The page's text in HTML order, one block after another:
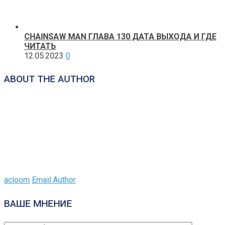
CHAINSAW MAN ГЛАВА 130 ДАТА ВЫХОДА И ГДЕ
ЧИТАТЬ
12.05.2023 0
ABOUT THE AUTHOR
acloom Email Author
ВАШЕ МНЕНИЕ